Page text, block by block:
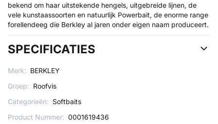
bekend om haar uitstekende hengels, uitgebreide lijnen, de
vele kunstaassoorten en natuurlijk Powerbait, de enorme range
forellendeeg die Berkley al jaren onder eigen naam produceert.
SPECIFICATIES
Merk: BERKLEY
Groep: Roofvis
Categorieën: Softbaits
Product Nummer: 0001619436